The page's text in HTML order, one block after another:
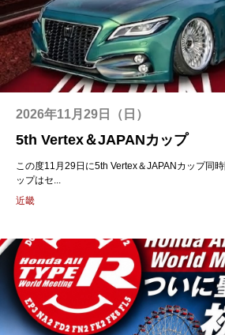
2026年11月29日（日）
5th Vertex＆JAPANカップ
この度11月29日に5th Vertex＆JAPANカップ同
ップはセ...
近畿